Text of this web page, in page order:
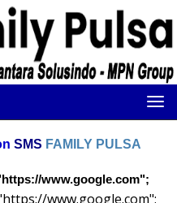
SMS FAMILY PULSA
www.google.com";
www.google.com";